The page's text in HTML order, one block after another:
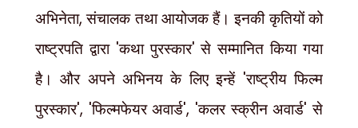
अभिनेता,संचालक तथा आयोजक हैं। इनकी कृतियों को
राष्ट्रपति द्वारा 'कथा पुरस्कार'से सम्मानित किया गया
है। और अपने अभिनय के लिए इन्हें 'राष्ट्रीय फिल्म
पुरस्कार', 'फिल्मफेयर अवार्ड', 'कलर स्क्रीन अवार्ड'से